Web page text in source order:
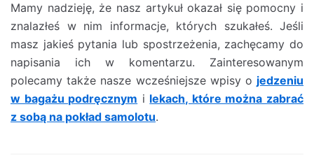
Mamy nadzieję, że nasz artykuł okazał się pomocny i
znalazłeś w nim informacje, których szukałeś. Jeśli
masz jakieś pytania lub spostrzeżenia, zachęcamy do
napisania ich w komentarzu. Zainteresowanym
polecamy także nasze wcześniejsze wpisy o jedzeniu
w bagażu podręcznym i lekach, które można zabrać
z sobą na pokład samolotu.